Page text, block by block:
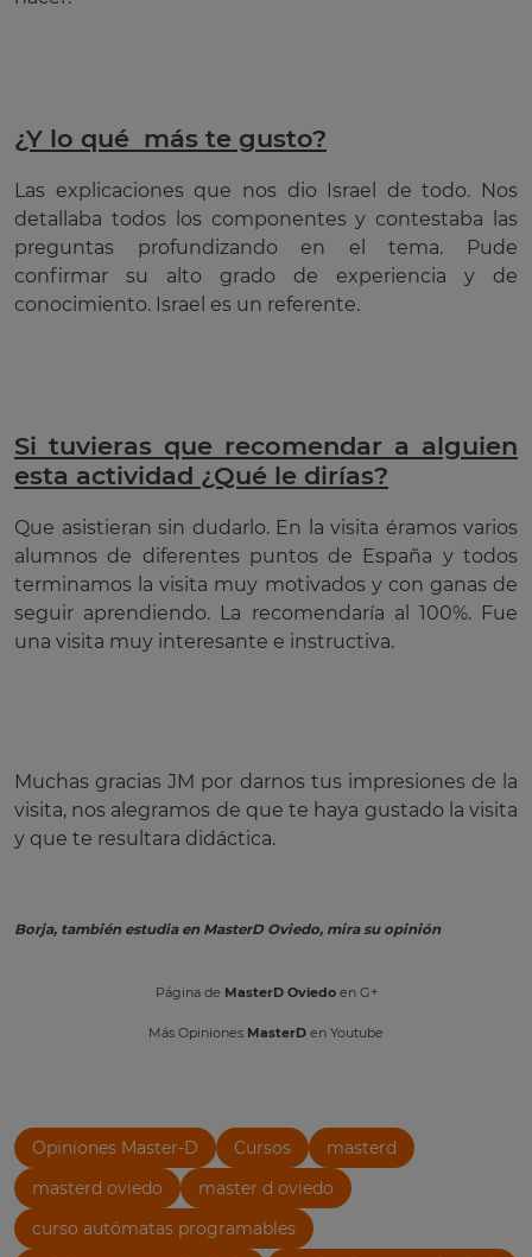
¿Y lo qué más te gusto?
Las explicaciones que nos dio Israel de todo. Nos
detallaba todos los componentes y contestaba las
preguntas profundizando en el tema. Pude
confirmar su alto grado de experiencia y de
conocimiento. Israel es un referente.
Si tuvieras que recomendar a alguien
esta actividad ¿Qué le dirías?
Que asistieran sin dudarlo. En la visita éramos varios
alumnos de diferentes puntos de España y todos
terminamos la visita muy motivados y con ganas de
seguir aprendiendo. La recomendaría al 100%. Fue
una visita muy interesante e instructiva.
Muchas gracias JM por darnos tus impresiones de la
visita, nos alegramos de que te haya gustado la visita
y que te resultara didáctica.
Borja, también estudia en MasterD Oviedo, mira su opinión
Página de MasterD Oviedoen G+
Más Opiniones MasterD en Youtube
Opiniones Master-D Cursos
masterd
masterd oviedo
master d oviedo
curso autómatas programables